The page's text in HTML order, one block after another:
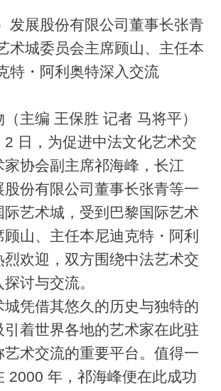
发展股份有限公司董事长张青
术城委员会主席顾山、主任本
特・阿利奥特深入交流
主编 王保胜 记者 马将平）
日，为促进中法文化艺术交
家协会副主席祁海峰，长江
股份有限公司董事长张青等一
际艺术城，受到巴黎国际艺术
山、主任本尼迪克特・阿利
烈欢迎，双方围绕中法艺术交
讨与交流。
城凭借其悠久的历史与独特的
引着世界各地的艺术家在此驻
艺术交流的重要平台。值得一
2000 年，祁海峰便在此成功